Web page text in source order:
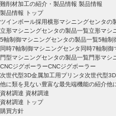
難削材加工の紹介・製品情報 製品情報
製品情報 トップ
ツインボール採用横形マシニングセンタの
立形マシニングセンタの製品一覧立形マシ
5軸制御マシニングセンタの製品一覧5軸制
同時7軸制御マシニングセンタ 同時7軸制御
門型マシニングセンタの製品一覧門形マシ
CNCジグボーラーCNCジグボーラー
次世代型3D金属加工用プリンタ次世代型
他に類を見ない豊富な最先端機能の紹介他
資材調達 資材調達
資材調達 トップ
購買方針